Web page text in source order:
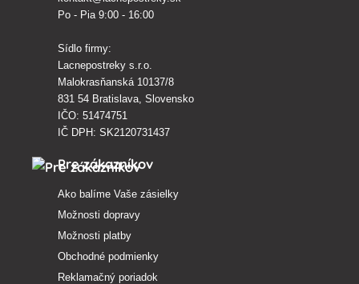
Po - Pia 9:00 - 16:00
Sídlo firmy:
Lacnepostreky s.r.o.
Malokrasňanská 10137/8
831 54 Bratislava, Slovensko
IČO: 51474751
IČ DPH: SK2120731437
Pre zákazníkov
Ako balíme Vaše zásielky
Možnosti dopravy
Možnosti platby
Obchodné podmienky
Reklamačný poriadok